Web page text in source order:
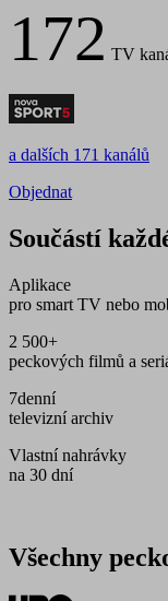
172 TV
a dalších 171 kanálů
Objednat
Součástí
Aplikace
pro smart TV nebo
2 500+
peckových filmů a
7denní
televizní archiv
Vlastní nahrávky
na 30 dní
Všechny